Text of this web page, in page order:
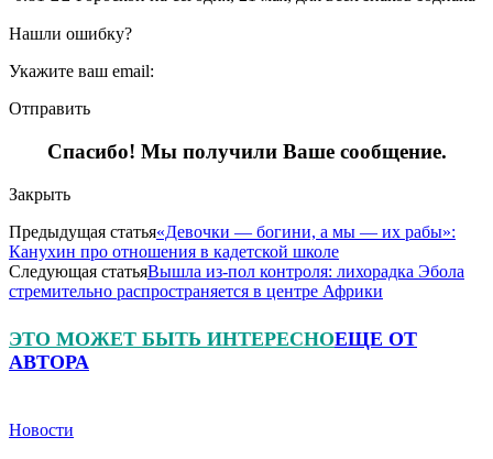
Нашли ошибку?
Укажите ваш email:
Отправить
Спасибо! Мы получили Ваше сообщение.
Закрыть
Предыдущая статья«Девочки — богини, а мы — их рабы»:
Канухин про отношения в кадетской школе
Следующая статьяВышла из-пол контроля: лихорадка Эбола
стремительно распространяется в центре Африки
ЭТО МОЖЕТ БЫТЬ ИНТЕРЕСНОЕЩЕ ОТ
АВТОРА
Новости